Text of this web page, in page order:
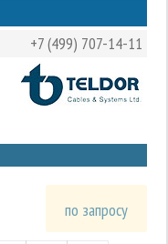
+7 (499) 707-14-11
по запросу